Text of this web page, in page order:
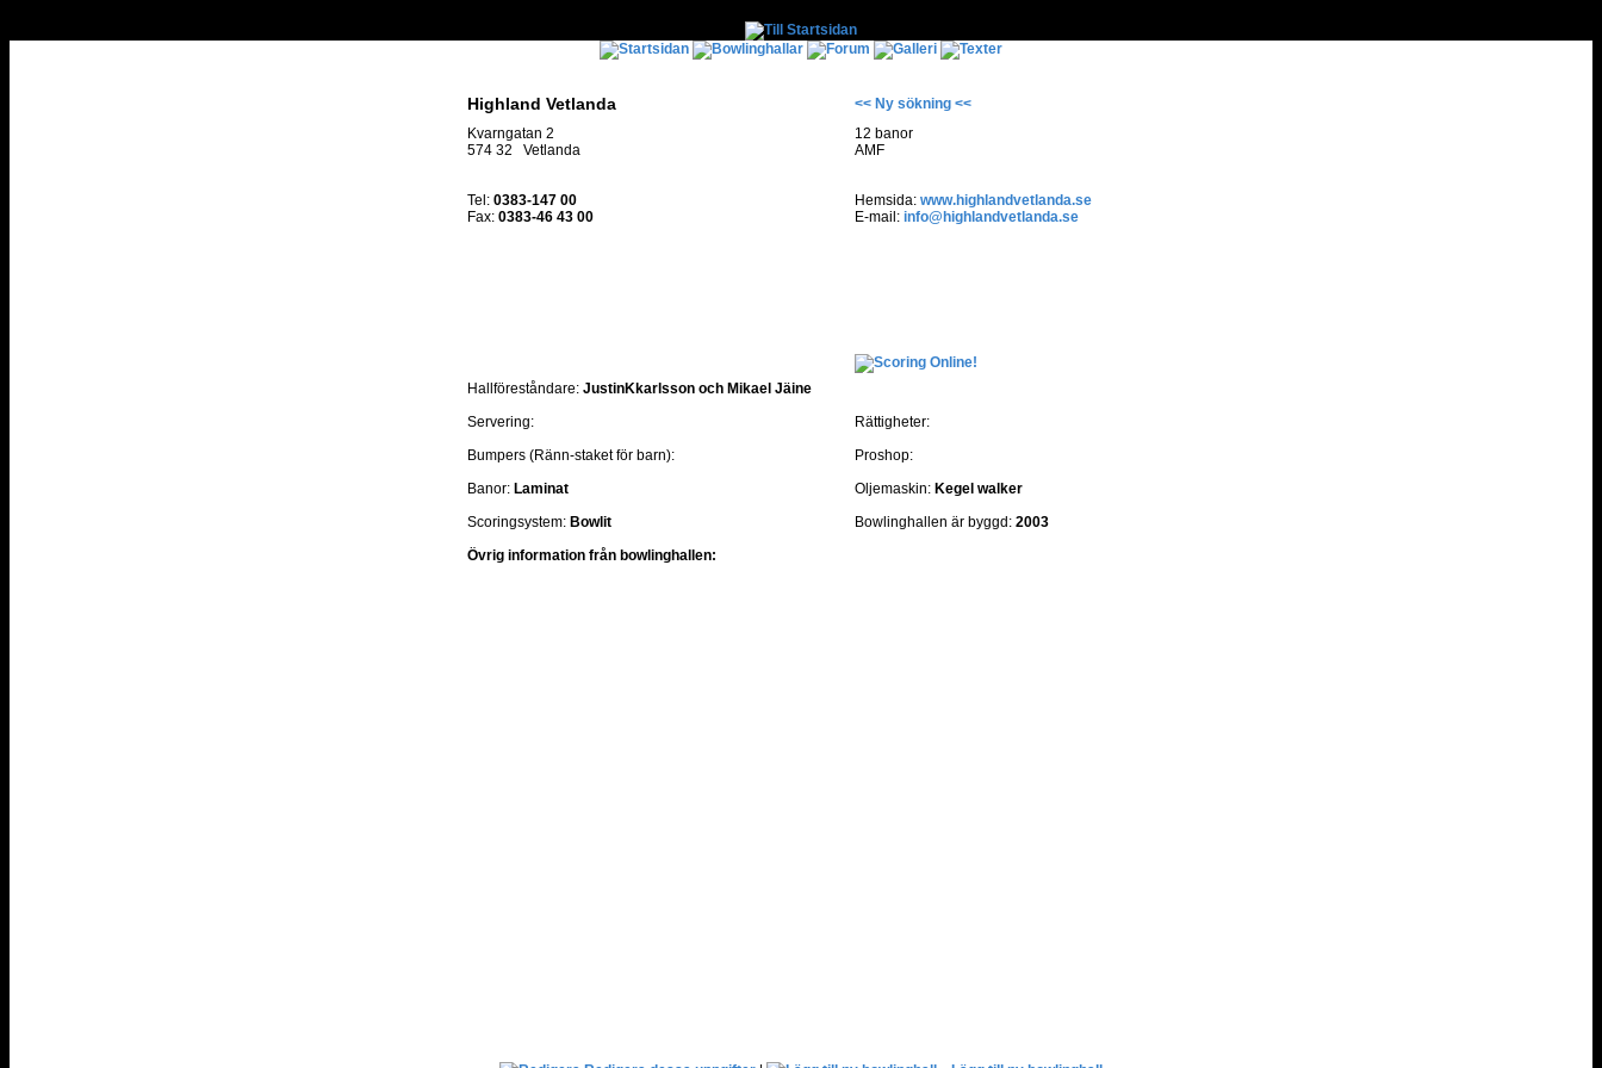
Highland Vetlanda
<< Ny sökning <<
Kvarngatan 2
12 banor
574 32 Vetlanda
AMF
Tel: 0383-147 00 Hemsida: www.highlandvetlanda.se
Fax: 0383-46 43 00 E-mail: info@highlandvetlanda.se
Hallföreståndare: JustinKkarlsson och Mikael Jäine
Servering:
Rättigheter:
Bumpers (Ränn-staket för barn):
Proshop:
Banor: Laminat Oljemaskin: Kegel walker
Scoringsystem: Bowlit Bowlinghallen är byggd: 2003
Övrig information från bowlinghallen: